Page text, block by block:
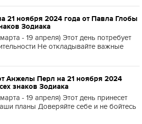
21 ноября 2024 года от Павла Глобы
Зодиака
- 19 апреля) Этот день потребует
Не откладывайте важные
Анжелы Перл на 21 ноября 2024
знаков Зодиака
- 19 апреля) Этот день принесет
планы Доверяйте себе и не бойтесь